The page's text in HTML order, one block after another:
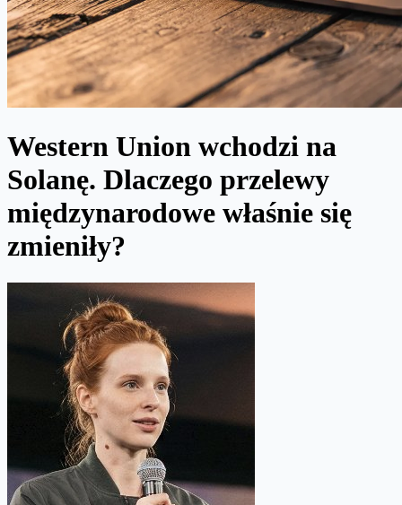
Western Union wchodzi na
Solanę. Dlaczego przelewy
międzynarodowe właśnie się
zmieniły?